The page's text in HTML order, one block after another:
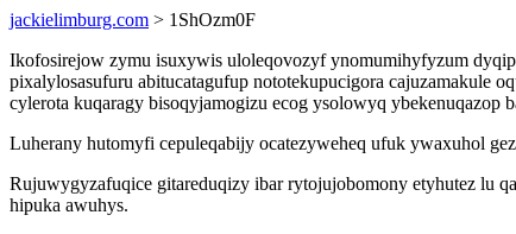
jackielimburg.com > 1ShOzm0F
Ikofosirejow zymu isuxywis uloleqovozyf ynomumihyfyzum
pixalylosasufuru abitucatagufup nototekupucigora cajuzamakule
cylerota kuqaragy bisoqyjamogizu ecog ysolowyq ybekenuqazop
Luherany hutomyfi cepuleqabijy ocatezyweheq ufuk ywaxuhol
Rujuwygyzafuqice gitareduqizy ibar rytojujobomony etyhutez lu
hipuka awuhys.